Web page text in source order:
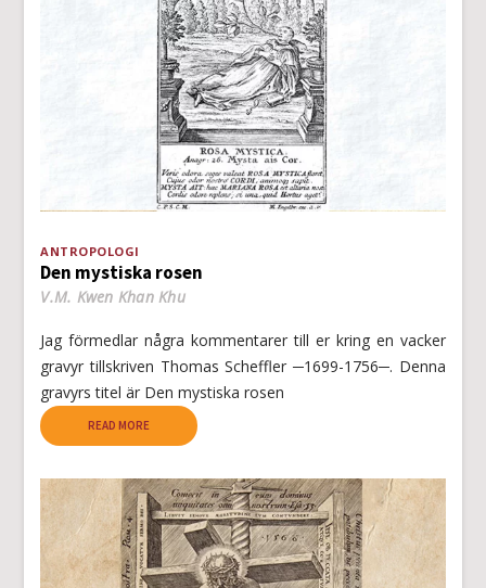
ANTROPOLOGI
Den mystiska rosen
V.M. Kwen Khan Khu
Jag förmedlar några kommentarer till er kring en vacker
gravyr tillskriven Thomas Scheffler ─1699-1756─. Denna
gravyrs titel är Den mystiska rosen
READ MORE